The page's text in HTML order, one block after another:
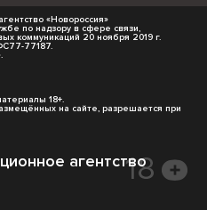
«Новороссия»
по надзору в сфере связи,
коммуникаций 20 ноября 2019 г.
77187.
18+.
на сайте, разрешается при
агентство